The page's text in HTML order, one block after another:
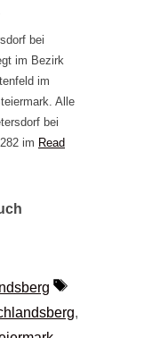
bei
im Bezirk
im
Alle
bei
im Read
Schlagwörter
,